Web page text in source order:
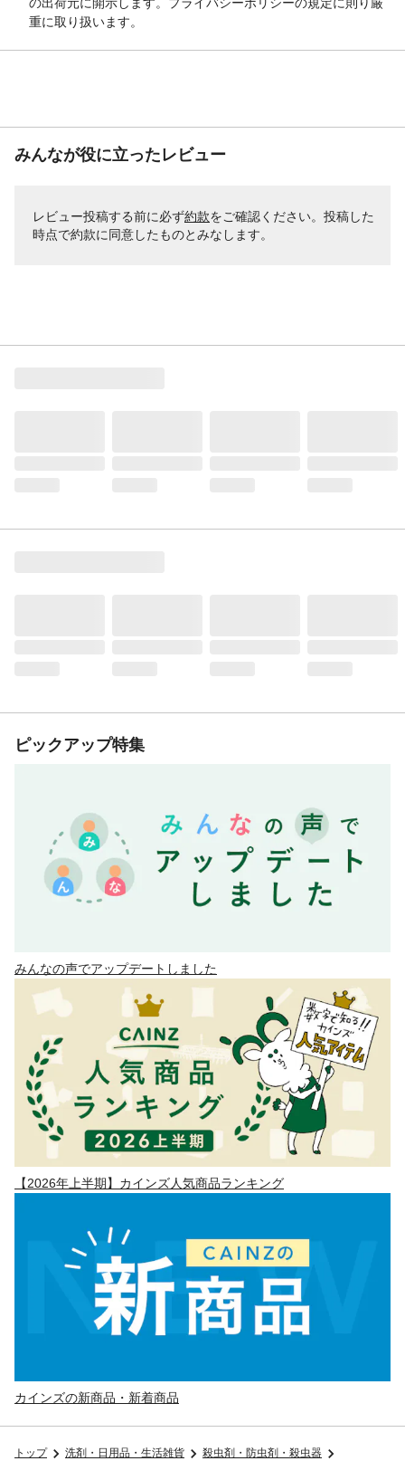
重に取り扱います。
みんなが役に立ったレビュー
レビュー投稿する前に必ず約款をご確認ください。投稿した
時点で約款に同意したものとみなします。
ピックアップ特集
みんなの声でアップデートしました
【2026年上半期】カインズ人気商品ランキング
カインズの新商品・新着商品
トップ 洗剤・日用品・生活雑貨
殺虫剤・防虫剤・殺虫器